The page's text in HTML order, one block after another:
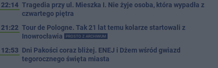
22:14 Tragedia przy ul. Mieszka I. Nie żyje osoba, która wypadła z
czwartego piętra
21:22 Tour de Pologne. Tak 21 lat temu kolarze startowali z
Inowrocławia
PROSTO Z ARCHIWUM
12:53 Dni Pakości coraz bliżej. ENEJ i Dżem wśród gwiazd
tegorocznego święta miasta